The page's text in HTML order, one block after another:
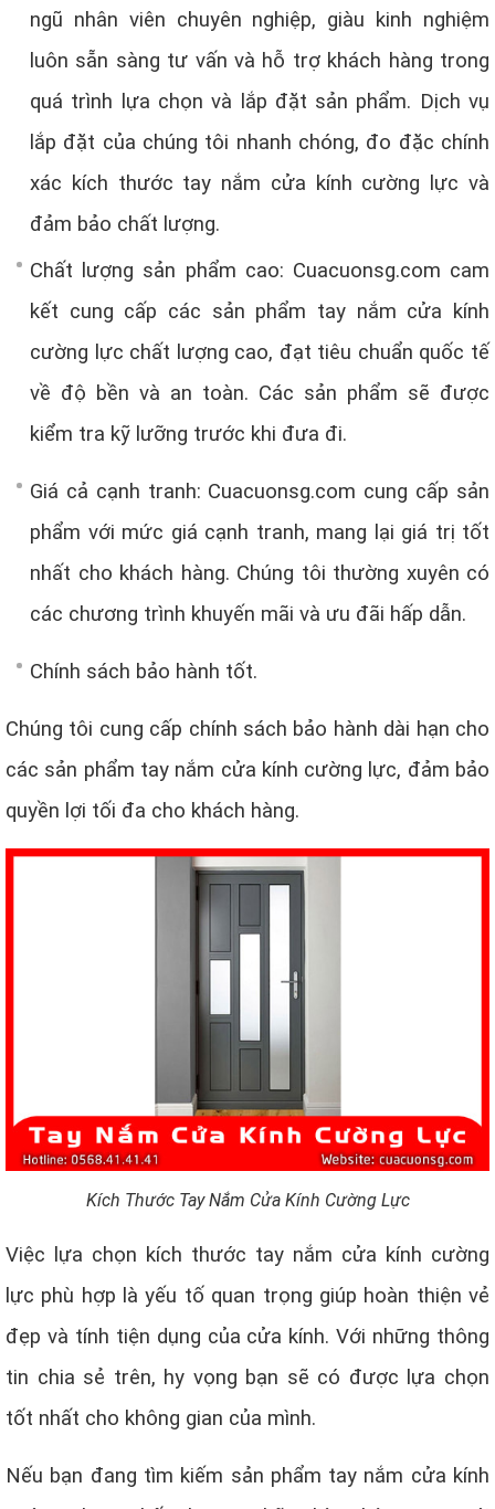
ngũ nhân viên chuyên nghiệp, giàu kinh nghiệm
luôn sẵn sàng tư vấn và hỗ trợ khách hàng trong
quá trình lựa chọn và lắp đặt sản phẩm. Dịch vụ
lắp đặt của chúng tôi nhanh chóng, đo đặc chính
xác kích thước tay nắm cửa kính cường lực và
đảm bảo chất lượng.
Chất lượng sản phẩm cao: Cuacuonsg.com cam
kết cung cấp các sản phẩm tay nắm cửa kính
cường lực chất lượng cao, đạt tiêu chuẩn quốc tế
về độ bền và an toàn. Các sản phẩm sẽ được
kiểm tra kỹ lưỡng trước khi đưa đi.
Giá cả cạnh tranh: Cuacuonsg.com cung cấp sản
phẩm với mức giá cạnh tranh, mang lại giá trị tốt
nhất cho khách hàng. Chúng tôi thường xuyên có
các chương trình khuyến mãi và ưu đãi hấp dẫn.
Chính sách bảo hành tốt.
Chúng tôi cung cấp chính sách bảo hành dài hạn cho
các sản phẩm tay nắm cửa kính cường lực, đảm bảo
quyền lợi tối đa cho khách hàng.
Kích Thước Tay Nắm Cửa Kính Cường Lực
Việc lựa chọn kích thước tay nắm cửa kính cường
lực phù hợp là yếu tố quan trọng giúp hoàn thiện vẻ
đẹp và tính tiện dụng của cửa kính. Với những thông
tin chia sẻ trên, hy vọng bạn sẽ có được lựa chọn
tốt nhất cho không gian của mình.
Nếu bạn đang tìm kiếm sản phẩm tay nắm cửa kính